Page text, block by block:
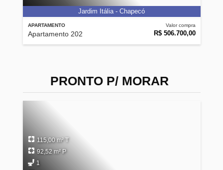
APARTAMENTO
Apartamento 202
Valor compra
R$ 506.700,00
Jardim Itália - Chapecó
PRONTO P/ MORAR
115,00 m² T
92,52 m² P
1